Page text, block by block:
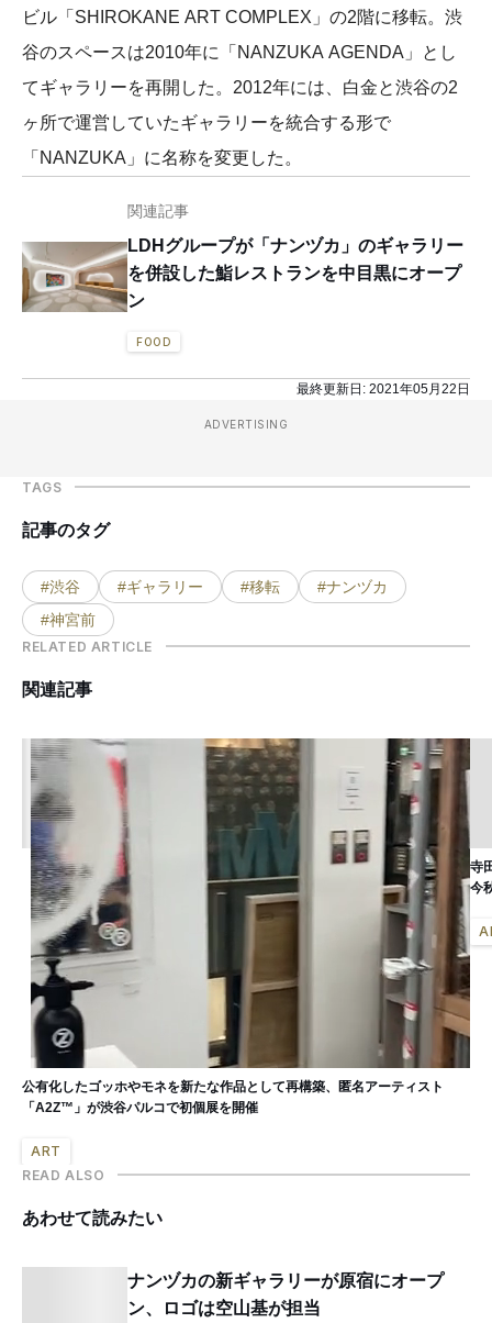
ビル「SHIROKANE ART COMPLEX」の2階に移転。渋
谷のスペースは2010年に「NANZUKA AGENDA」とし
てギャラリーを再開した。2012年には、白金と渋谷の2
ヶ所で運営していたギャラリーを統合する形で
「NANZUKA」に名称を変更した。
関連記事
LDHグループが「ナンヅカ」のギャラリー
を併設した鮨レストランを中目黒にオープ
ン
FOOD
最終更新日: 2021年05月22日
ADVERTISING
TAGS
記事のタグ
#渋谷 #ギャラリー #移転
#ナンヅカ
#神宮前
RELATED ARTICLE
関連記事
公有化したゴッホやモネを新たな作品として再構築、匿名アーティスト
「A2Z™」が渋谷パルコで初個展を開催
ART
寺
今
READ ALSO
あわせて読みたい
ナンヅカの新ギャラリーが原宿にオープ
ン、ロゴは空山基が担当